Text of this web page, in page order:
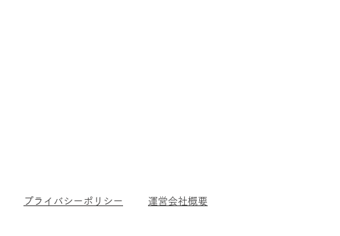
プライバシーポリシー 運営会社概要